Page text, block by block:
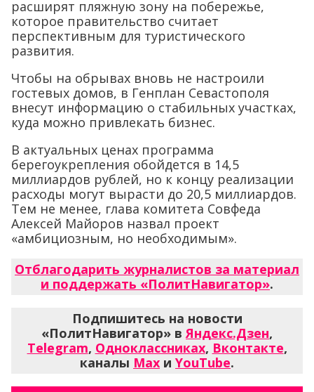
расширят пляжную зону на побережье,
которое правительство считает
перспективным для туристического
развития.
Чтобы на обрывах вновь не настроили
гостевых домов, в Генплан Севастополя
внесут информацию о стабильных участках,
куда можно привлекать бизнес.
В актуальных ценах программа
берегоукрепления обойдется в 14,5
миллиардов рублей, но к концу реализации
расходы могут вырасти до 20,5 миллиардов.
Тем не менее, глава комитета Совфеда
Алексей Майоров назвал проект
«амбициозным, но необходимым».
Отблагодарить журналистов за материал
и поддержать «ПолитНавигатор».
Подпишитесь на новости
«ПолитНавигатор» вЯндекс.Дзен,
Telegram, Одноклассниках, Вконтакте,
каналы Max и YouTube.